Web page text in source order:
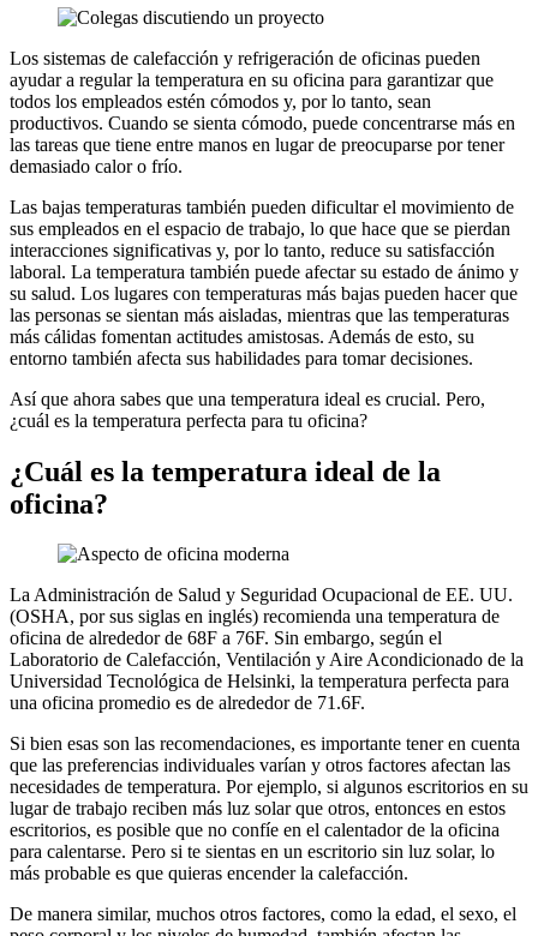
Los sistemas de calefacción y refrigeración de oficinas pueden
ayudar a regular la temperatura en su oficina para garantizar que
todos los empleados estén cómodos y, por lo tanto, sean
productivos. Cuando se sienta cómodo, puede concentrarse más en
las tareas que tiene entre manos en lugar de preocuparse por tener
demasiado calor o frío.
Las bajas temperaturas también pueden dificultar el movimiento de
sus empleados en el espacio de trabajo, lo que hace que se pierdan
interacciones significativas y, por lo tanto, reduce su satisfacción
laboral. La temperatura también puede afectar su estado de ánimo y
su salud. Los lugares con temperaturas más bajas pueden hacer que
las personas se sientan más aisladas, mientras que las temperaturas
más cálidas fomentan actitudes amistosas. Además de esto, su
entorno también afecta sus habilidades para tomar decisiones.
Así que ahora sabes que una temperatura ideal es crucial. Pero,
¿cuál es la temperatura perfecta para tu oficina?
¿Cuál es la temperatura ideal de la
oficina?
La Administración de Salud y Seguridad Ocupacional de EE. UU.
(OSHA, por sus siglas en inglés) recomienda una temperatura de
oficina de alrededor de 68F a 76F. Sin embargo, según el
Laboratorio de Calefacción, Ventilación y Aire Acondicionado de la
Universidad Tecnológica de Helsinki, la temperatura perfecta para
una oficina promedio es de alrededor de 71.6F.
Si bien esas son las recomendaciones, es importante tener en cuenta
que las preferencias individuales varían y otros factores afectan las
necesidades de temperatura. Por ejemplo, si algunos escritorios en su
lugar de trabajo reciben más luz solar que otros, entonces en estos
escritorios, es posible que no confíe en el calentador de la oficina
para calentarse. Pero si te sientas en un escritorio sin luz solar, lo
más probable es que quieras encender la calefacción.
De manera similar, muchos otros factores, como la edad, el sexo, el